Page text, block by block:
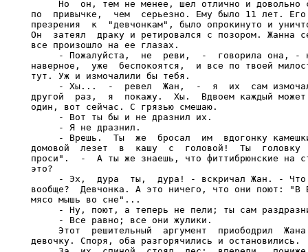
Но  он, тем не менее, шел отлично и довольно
по  привычке,  чем  серьезно. Ему было 11 лет. Его
презрения  к  "девчонкам", было опрокинуто и
Он  затеял  драку и ретировался с позором. Жанна
все произошло на ее глазах.
- Пожалуйста,  не  реви,  -  говорила она, -
наверное,  уже  беспокоятся,  и все по твоей
тут. Уж и измочалили бы тебя.
- Хы...  -  ревел  Жан,  -  я  их  сам
другой  раз,  я  покажу.  Хы.  Вдвоем каждый
один, вот сейчас. С грязью смешаю.
     - Вот ты бы и не дразнил их.
     - Я не дразнил.
- Врешь.  Ты  же  бросал  им  вдогонку
домовой  лезет  в  кашу  с  головой!  Ты  головку
проси".  -  А ты же знаешь, что фиттибрюнские на
это?
- Эх,  дура  ты,  дура! - вскричал Жан. -
вообще?  Девчонка. А это ничего, что они поют: "В
мясо мышь во сне"...
- Ну, поют, а теперь не пели; ты сам
     - Все равно; все они жулики.
Этот  решительный  аргумент  приободрил
девочку. Споря, оба разгорячились и остановились.